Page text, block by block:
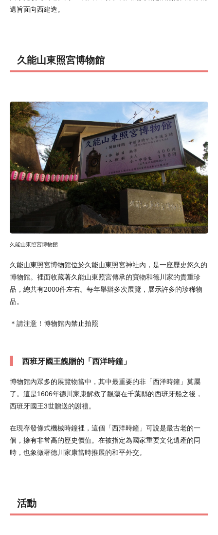
遺旨面向西建造。
久能山東照宮博物館
久能山東照宮博物館
久能山東照宮博物館位於久能山東照宮神社內，是一座歷史悠久的
博物館。裡面收藏著久能山東照宮傳承的寶物和德川家的貴重珍
品，總共有2000件左右。每年舉辦多次展覽，展示許多的珍稀物
品。
＊請注意！博物館內禁止拍照
西班牙國王餽贈的「西洋時鐘」
博物館內眾多的展覽物當中，其中最重要的非「西洋時鐘」莫屬
了。這是1606年德川家康解救了飄蕩在千葉縣的西班牙船之後，
西班牙國王3世贈送的謝禮。
在現存發條式機械時鐘裡，這個「西洋時鐘」可說是最古老的一
個，擁有非常高的歷史價值。在被指定為國家重要文化遺產的同
時，也象徵著德川家康當時推展的和平外交。
活動